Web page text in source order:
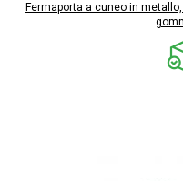
Fermaporta a cuneo in